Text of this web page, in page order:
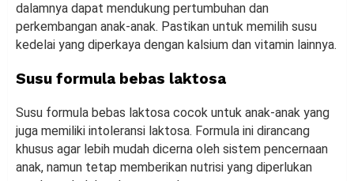
dalamnya dapat mendukung pertumbuhan dan
perkembangan anak-anak. Pastikan untuk memilih susu
kedelai yang diperkaya dengan kalsium dan vitamin lainnya.
Susu formula bebas laktosa
Susu formula bebas laktosa cocok untuk anak-anak yang
juga memiliki intoleransi laktosa. Formula ini dirancang
khusus agar lebih mudah dicerna oleh sistem pencernaan
anak, namun tetap memberikan nutrisi yang diperlukan